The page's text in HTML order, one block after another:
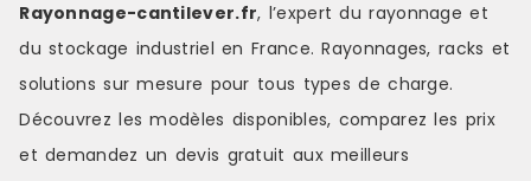
Rayonnage-cantilever.fr, l’expert du rayonnage et
du stockage industriel en France. Rayonnages, racks et
solutions sur mesure pour tous types de charge.
Découvrez les modèles disponibles, comparez les prix
et demandez un devis gratuit aux meilleurs